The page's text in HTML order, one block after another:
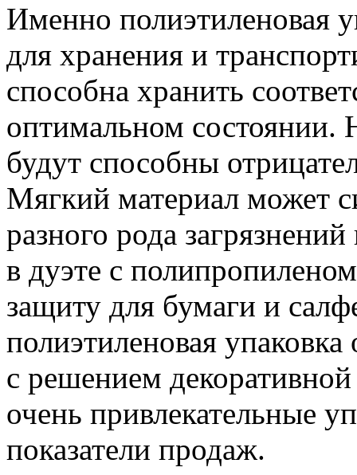
Именно полиэтиленовая
для хранения и
способна хранить
оптимальном состоянии.
будут способны
Мягкий материал может
разного рода
в дуэте с
защиту для бумаги и
полиэтиленовая
с решением
очень привлекательные
показатели продаж.